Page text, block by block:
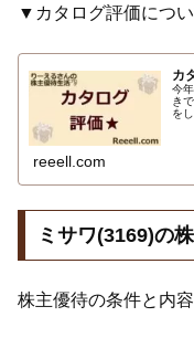
▼カタログ評価につい
カ
今
き
を
reeell.com
ミサワ(3169)の
株主優待の条件と内